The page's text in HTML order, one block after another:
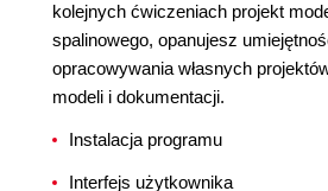
kolejnych ćwiczeniach projekt
spalinowego, opanujesz
opracowywania własnych
modeli i dokumentacji.
Instalacja programu
Interfejs użytkownika